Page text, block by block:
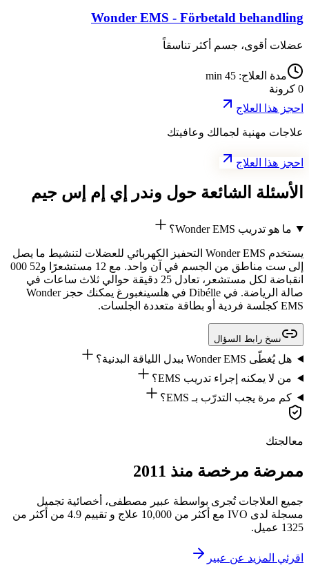
Wonder EMS - Förbetald behandling
عضلات أقوى، جسم أكثر تناسقاً
مدة العلاج:
45 min
0 كرونة
احجز هذا العلاج
علاجات مهنية لجمالك وعافيتك
احجز هذا العلاج
الأسئلة الشائعة حول وندر إي إم إس جيم
ما هو تدريب Wonder EMS؟
يستخدم Wonder EMS التحفيز الكهربائي للعضلات لتنشيط ما يصل
إلى ست مناطق من الجسم في آن واحد. مع 12 مستشعرًا و52 000
انقباضة لكل مستشعر، تعادل 25 دقيقة حوالي ثلاث ساعات في
صالة الرياضة. في Dibélle في هلسينغبورغ يمكنك حجز Wonder
EMS كجلسة فردية أو بطاقة متعددة الجلسات.
نسخ رابط السؤال
هل يُغطّى Wonder EMS ببدل اللياقة البدنية؟
من لا يمكنه إجراء تدريب EMS؟
كم مرة يجب التدرّب بـ EMS؟
معالجتك
ممرضة مرخصة منذ 2011
جميع العلاجات تُجرى بواسطة عبير مصطفى، أخصائية تجميل
مسجلة لدى IVO مع أكثر من 10,000 علاج و تقييم 4.9 من أكثر من
1325 عميل.
اقرئي المزيد عن عبير